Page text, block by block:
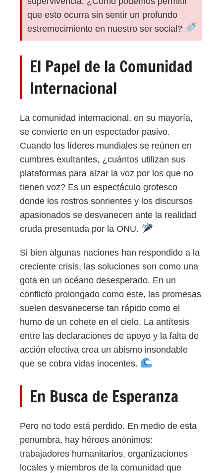
que esto ocurra sin sentir un profundo
estremecimiento en nuestro ser social?
El Papel de la Comunidad
Internacional
La comunidad internacional, en su mayoría,
se convierte en un espectador pasivo.
Cuando los líderes mundiales se reúnen en
cumbres exultantes, ¿cuántos utilizan sus
plataformas para alzar la voz por los que no
tienen voz? Es un espectáculo grotesco
donde los rostros sonrientes y los discursos
apasionados se desvanecen ante la realidad
cruda presentada por la ONU.
Si bien algunas naciones han respondido a la
creciente crisis, las soluciones son como una
gota en un océano desesperado. En un
conflicto prolongado como este, las promesas
suelen desvanecerse tan rápido como el
humo de un cohete en el cielo. La antítesis
entre las declaraciones de apoyo y la falta de
acción efectiva crea un abismo insondable
que se cobra vidas inocentes.
En Busca de Esperanza
Pero no todo está perdido. En medio de esta
penumbra, hay héroes anónimos:
trabajadores humanitarios, organizaciones
locales y miembros de la comunidad que